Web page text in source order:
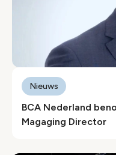
BCA Nederland
Magaging Director
Nieuws